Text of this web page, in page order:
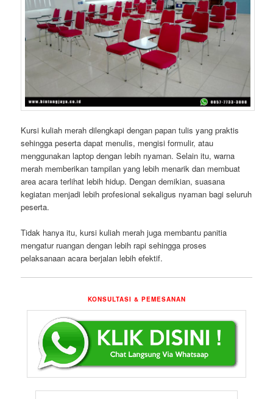
Kursi kuliah merah dilengkapi dengan papan tulis yang praktis
sehingga peserta dapat menulis, mengisi formulir, atau
menggunakan laptop dengan lebih nyaman. Selain itu, warna
merah memberikan tampilan yang lebih menarik dan membuat
area acara terlihat lebih hidup. Dengan demikian, suasana
kegiatan menjadi lebih profesional sekaligus nyaman bagi seluruh
peserta.
Tidak hanya itu, kursi kuliah merah juga membantu panitia
mengatur ruangan dengan lebih rapi sehingga proses
pelaksanaan acara berjalan lebih efektif.
KONSULTASI & PEMESANAN